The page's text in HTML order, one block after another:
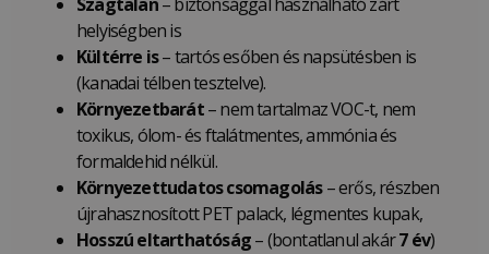
helyiségben is
Kültérre is– tartós esőben és napsütésben is
(kanadai télben tesztelve).
Környezetbarát– nem tartalmaz VOC-t, nem
toxikus, ólom- és ftalátmentes, ammónia és
formaldehid nélkül.
Környezettudatos csomagolás– erős, részben
újrahasznosított PET palack, légmentes kupak,
Hosszú eltarthatóság– (bontatlanul akár7 év)